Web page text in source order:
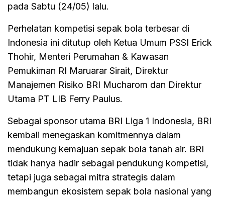
pada Sabtu (24/05) lalu.
Perhelatan kompetisi sepak bola terbesar di
Indonesia ini ditutup oleh Ketua Umum PSSI Erick
Thohir, Menteri Perumahan & Kawasan
Pemukiman RI Maruarar Sirait, Direktur
Manajemen Risiko BRI Mucharom dan Direktur
Utama PT LIB Ferry Paulus.
Sebagai sponsor utama BRI Liga 1 Indonesia, BRI
kembali menegaskan komitmennya dalam
mendukung kemajuan sepak bola tanah air. BRI
tidak hanya hadir sebagai pendukung kompetisi,
tetapi juga sebagai mitra strategis dalam
membangun ekosistem sepak bola nasional yang